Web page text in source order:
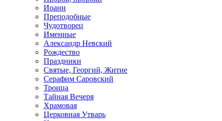
Иоанн
Преподобные
Чудотворец
Именные
Александр Невский
Рождество
Праздники
Святые, Георгий, Житие
Серафим Саровский
Троица
Тайная Вечеря
Храмовая
Церковная Утварь